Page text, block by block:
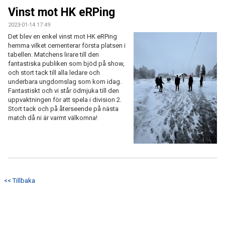
DOKUMENT
KONTAKT
BORLÄNGE HK FÖRSÄSONGSCUP
Vinst mot HK eRPing
2023-01-14 17:49
Det blev en enkel vinst mot HK eRPing
hemma vilket cementerar första platsen i
tabellen. Matchens lirare till den
fantastiska publiken som bjöd på show,
och stort tack till alla ledare och
underbara ungdomslag som kom idag.
Fantastiskt och vi står ödmjuka till den
uppvaktningen för att spela i division 2.
Stort tack och på återseende på nästa
match då ni är varmt välkomna!
<< Tillbaka